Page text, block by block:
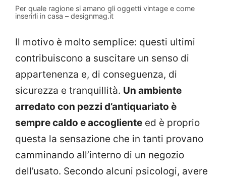
Per quale ragione si amano gli oggetti vintage e come
inserirli in casa – designmag.it
Il motivo è molto semplice: questi ultimi
contribuiscono a suscitare un senso di
appartenenza e, di conseguenza, di
sicurezza e tranquillità. Un ambiente
arredato con pezzi d’antiquariato è
sempre caldo e accogliente ed è proprio
questa la sensazione che in tanti provano
camminando all’interno di un negozio
dell’usato. Secondo alcuni psicologi, avere